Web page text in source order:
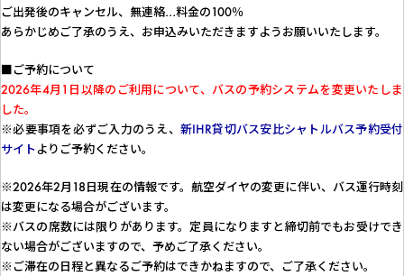
ご出発後のキャンセル、無連絡…料金の100％
あらかじめご了承のうえ、お申込みいただきますようお願いいたします。
■ご予約について
2026年4月1日以降のご利用について、バスの予約システムを変更いたしま
した。
※必要事項を必ずご入力のうえ、 新IHR貸切バス安比シャトルバス予約受付
サイトよりご予約ください。
※2026年2月18日現在の情報です。航空ダイヤの変更に伴い、バス運行時刻
は変更になる場合がございます。
※バスの席数には限りがあります。定員になりますと締切前でもお受けでき
ない場合がございますので、予めご了承ください。
※ご滞在の日程と異なるご予約はできかねますので、ご了承ください。